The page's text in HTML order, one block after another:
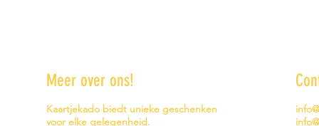
met goudfolie in
Snel overzicht
Goldwicks Geurkaars met goudfolie in
Snel overzicht
Mok - Dog - Hartelijk Gefeliciteerd
Meer over ons!
Kaartjekado biedt unieke geschenken
voor elke gelegenheid.